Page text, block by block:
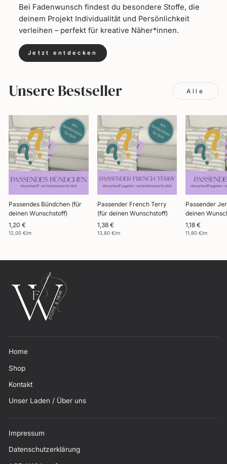
Bei Fadenwunsch findest du besondere Stoffe, die
deinem Projekt Individualität und Persönlichkeit
verleihen – perfekt für kreative Näher*innen.
Jetzt entdecken
Unsere Bestseller Alle
Passendes Bündchen (für
deinen Wunschstoff)
1,20 €
12,00 €/m
Passender French Terry
(für deinen Wunschstoff)
1,38 €
13,80 €/m
Passender
deinen
1,18 €
11,80 €/m
Home
Shop
Kontakt
Unser Laden / Über uns
Impressum
Datenschutzerklärung